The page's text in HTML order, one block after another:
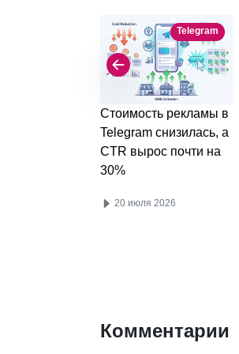
Telegram
Стоимость рекламы в
Telegram снизилась, а
CTR вырос почти на
30%
20 июля 2026
Комментарии